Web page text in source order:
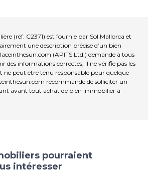
(réf: C2371) est fournie par Sol Mallorca et
une description précise d’un bien
(APITS Ltd.) demande à tous
des informations correctes, il ne vérifie pas les
ne peut être tenu responsable pour quelque
recommande de solliciter un
avant tout achat de bien immobilier à
pourraient
intéresser